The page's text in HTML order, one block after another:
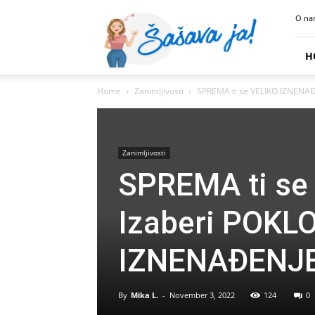
Ja
O
Home Zanimljivosti SPREMA ti se VELIKO
Zanimljivosti
SPREMA ti
Izaberi
By Mika L. - November 3, 2022 124 0